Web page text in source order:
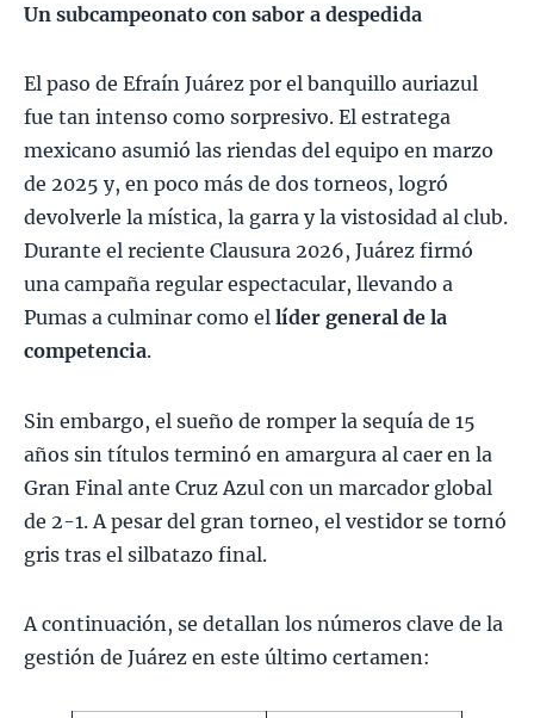
Un subcampeonato con sabor a despedida
El paso de Efraín Juárez por el banquillo auriazul
fue tan intenso como sorpresivo. El estratega
mexicano asumió las riendas del equipo en marzo
de 2025 y, en poco más de dos torneos, logró
devolverle la mística, la garra y la vistosidad al club.
Durante el reciente Clausura 2026, Juárez firmó
una campaña regular espectacular, llevando a
Pumas a culminar como el líder general de la
competencia.
Sin embargo, el sueño de romper la sequía de 15
años sin títulos terminó en amargura al caer en la
Gran Final ante Cruz Azul con un marcador global
de 2-1. A pesar del gran torneo, el vestidor se tornó
gris tras el silbatazo final.
A continuación, se detallan los números clave de la
gestión de Juárez en este último certamen: